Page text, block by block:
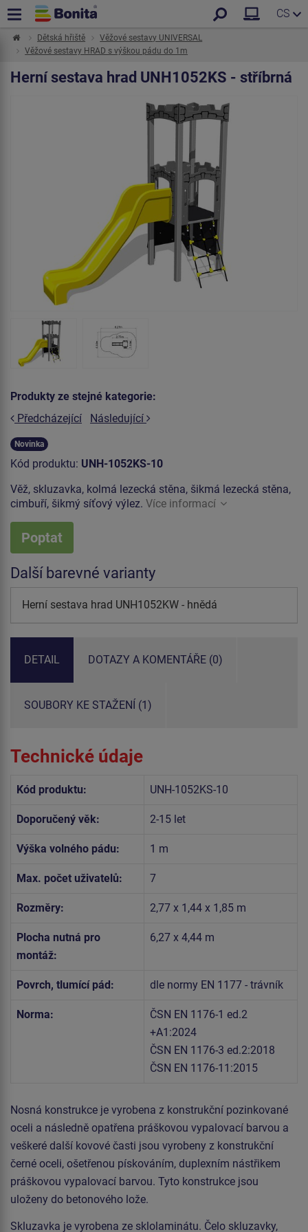
CS
Dětská hřiště
Věžové sestavy UNIVERSAL
Věžové sestavy HRAD s výškou pádu do 1m
Herní sestava hrad UNH1052KS - stříbrná
Produkty ze stejné kategorie:
Předcházející
Následující
Novinka
Kód produktu: UNH-1052KS-10
Věž, skluzavka, kolmá lezecká stěna, šikmá lezecká stěna,
cimbuří, šikmý síťový výlez. Více informací
Poptat
Další barevné varianty
Herní sestava hrad UNH1052KW - hnědá
DETAIL DOTAZY A KOMENTÁŘE (0)
SOUBORY KE STAŽENÍ (1)
Technické údaje
Kód produktu: UNH-1052KS-10
Doporučený věk: 2-15 let
Výška volného pádu: 1 m
Max. počet uživatelů: 7
Rozměry: 2,77 x 1,44 x 1,85 m
Plocha nutná pro
montáž:
6,27 x 4,44 m
Povrch, tlumící pád: dle normy EN 1177 - trávník
Norma:
ČSN EN 1176-1 ed.2
+A1:2024
ČSN EN 1176-3 ed.2:2018
ČSN EN 1176-11:2015
Nosná konstrukce je vyrobena z konstrukční pozinkované
oceli a následně opatřena práškovou vypalovací barvou a
veškeré další kovové časti jsou vyrobeny z konstrukční
černé oceli, ošetřenou pískováním, duplexním nástřikem
práškovou vypalovací barvou. Tyto konstrukce jsou
uloženy do betonového lože.
Skluzavka je vyrobena ze sklolaminátu. Čelo skluzavky,